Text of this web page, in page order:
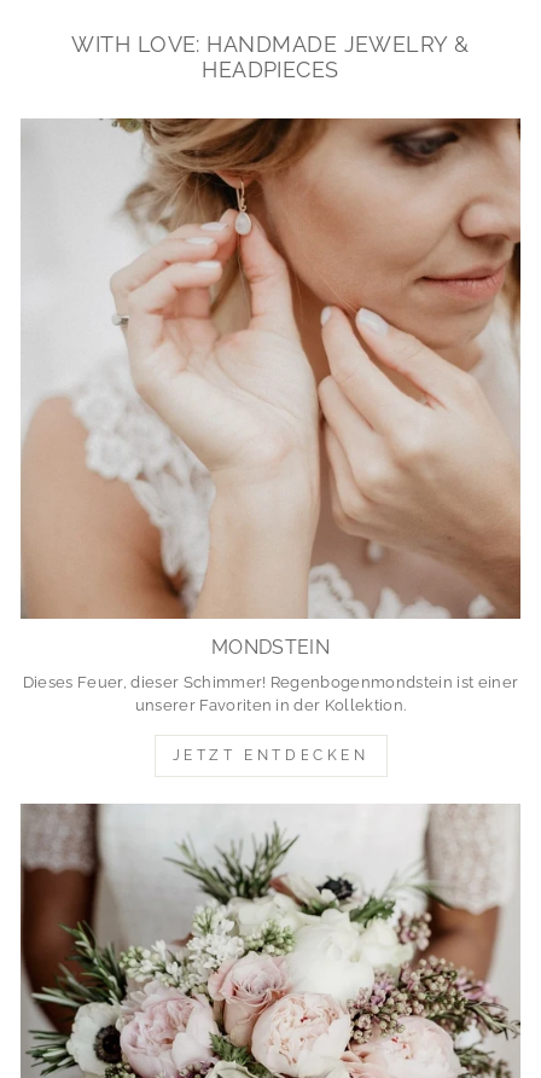
WITH LOVE: HANDMADE JEWELRY &
HEADPIECES
MONDSTEIN
Dieses Feuer, dieser Schimmer! Regenbogenmondstein ist einer
unserer Favoriten in der Kollektion.
JETZT ENTDECKEN